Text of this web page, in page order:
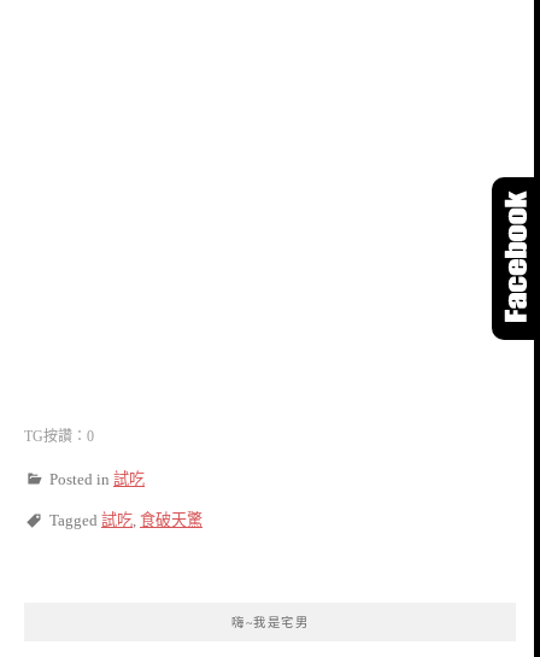
TG按讚：0
Posted in 試吃
Tagged 試吃, 食破天驚
嗨~我是宅男